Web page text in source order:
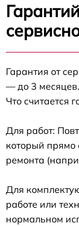
Гарантия от
— до 3 месяцев.
Что считается
Для работ:
который прямо
ремонта
Для
работе или
нормальном